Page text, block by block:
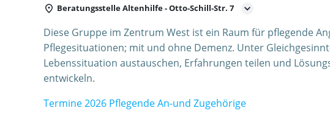
Beratungsstelle Altenhilfe - Otto-Schill-Str. 7
Diese Gruppe im Zentrum West ist ein Raum für pflegende
Pflegesituationen; mit und ohne Demenz. Unter
Lebenssituation austauschen, Erfahrungen teilen und
entwickeln.
Termine 2026 Pflegende An-und Zugehörige